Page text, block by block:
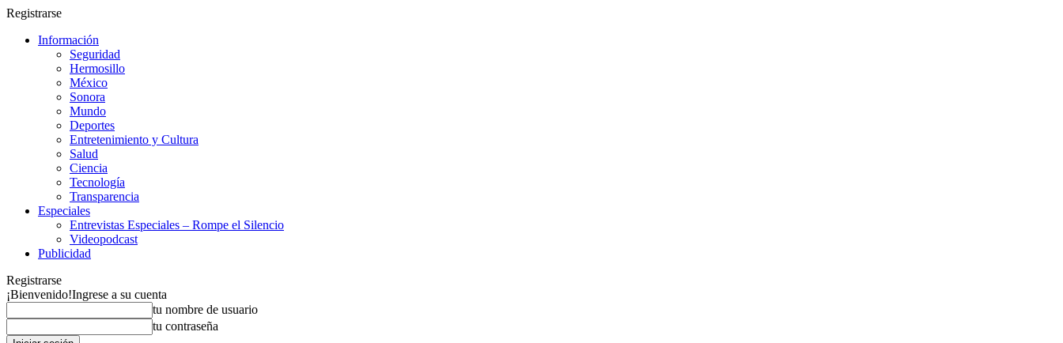
Registrarse
Información
Seguridad
Hermosillo
México
Sonora
Mundo
Deportes
Entretenimiento y Cultura
Salud
Ciencia
Tecnología
Transparencia
Especiales
Entrevistas Especiales – Rompe el Silencio
Videopodcast
Publicidad
Registrarse
¡Bienvenido!Ingrese a su cuenta
tu nombre de usuario
tu contraseña